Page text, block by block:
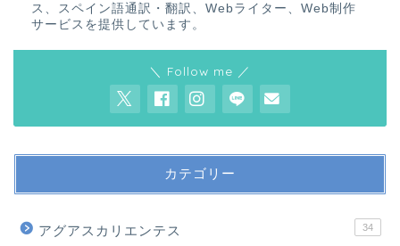
ス、スペイン語通訳・翻訳、Webライター、Web制作
サービスを提供しています。
＼ Follow me ／
カテゴリー
アグアスカリエンテス 34